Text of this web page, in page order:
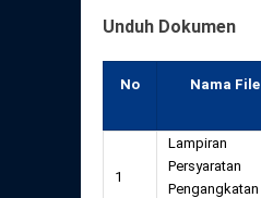
Unduh Dokumen
No Nama File
1
Lampiran
Persyaratan
Pengangkatan